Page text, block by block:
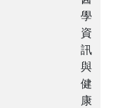
學
資
訊
與
健
康